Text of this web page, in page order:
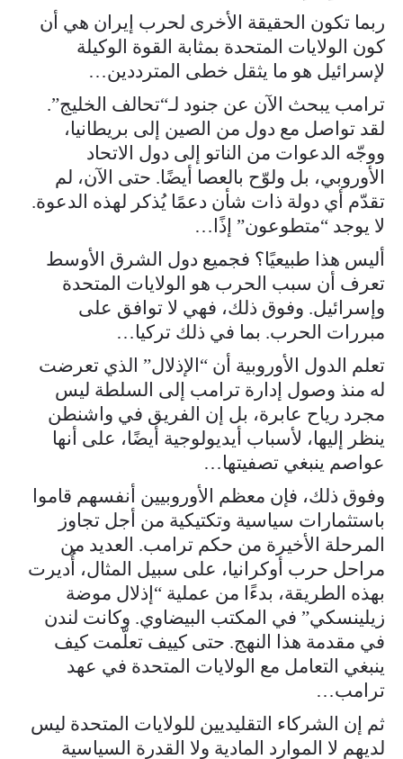
ربما تكون الحقيقة الأخرى لحرب إيران هي أن
كون الولايات المتحدة بمثابة القوة الوكيلة
لإسرائيل هو ما يثقل خطى المترددين…
ترامب يبحث الآن عن جنود لـ“تحالف الخليج”.
لقد تواصل مع دول من الصين إلى بريطانيا،
ووجّه الدعوات من الناتو إلى دول الاتحاد
الأوروبي، بل ولوّح بالعصا أيضًا. حتى الآن، لم
تقدّم أي دولة ذات شأن دعمًا يُذكر لهذه الدعوة.
لا يوجد “متطوعون” إذًا…
أليس هذا طبيعيًا؟ فجميع دول الشرق الأوسط
تعرف أن سبب الحرب هو الولايات المتحدة
وإسرائيل. وفوق ذلك، فهي لا توافق على
مبررات الحرب. بما في ذلك تركيا…
تعلم الدول الأوروبية أن “الإذلال” الذي تعرضت
له منذ وصول إدارة ترامب إلى السلطة ليس
مجرد رياح عابرة، بل إن الفريق في واشنطن
ينظر إليها، لأسباب أيديولوجية أيضًا، على أنها
عواصم ينبغي تصفيتها…
وفوق ذلك، فإن معظم الأوروبيين أنفسهم قاموا
باستثمارات سياسية وتكتيكية من أجل تجاوز
المرحلة الأخيرة من حكم ترامب. العديد من
مراحل حرب أوكرانيا، على سبيل المثال، أُديرت
بهذه الطريقة، بدءًا من عملية “إذلال موضة
زيلينسكي” في المكتب البيضاوي. وكانت لندن
في مقدمة هذا النهج. حتى كييف تعلّمت كيف
ينبغي التعامل مع الولايات المتحدة في عهد
ترامب…
ثم إن الشركاء التقليديين للولايات المتحدة ليس
لديهم لا الموارد المادية ولا القدرة السياسية